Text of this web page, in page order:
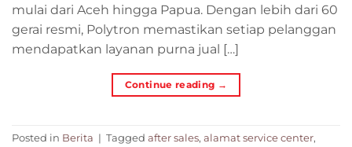
mulai dari Aceh hingga Papua. Dengan lebih dari 60
gerai resmi, Polytron memastikan setiap pelanggan
mendapatkan layanan purna jual […]
Continue reading →
Posted in Berita | Tagged after sales, alamat service center,